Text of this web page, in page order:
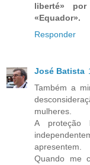
liberté»
«Equador».
Responder
José Batista
Também a
mulheres.
A proteção
apresentem.
Quando me